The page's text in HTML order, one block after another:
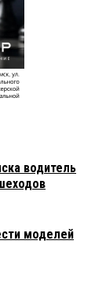
водитель
моделей